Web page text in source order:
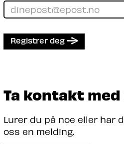
Registrer deg
Ta kontakt med
Lurer du på noe eller har
oss en melding.